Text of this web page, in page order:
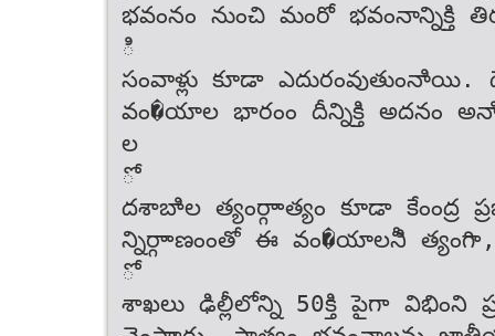
భవంనం నుంచి మంరో భవంనాన్నిక్తి
ి
సంవాళ్లు కూడా ఎదురంవుతుంనాియి.
వం�యాల భారంం దీన్నిక్తి అదనం
ల
ో
దశాబాిల త్యంర్గాాత్యం కూడా కేంంద్ర
న్నిర్గాాణంంతో ఈ వం�యాలనీి
ో
శాఖలు ఢిల్లీలోన్ని 50క్తి పైగా విభింని